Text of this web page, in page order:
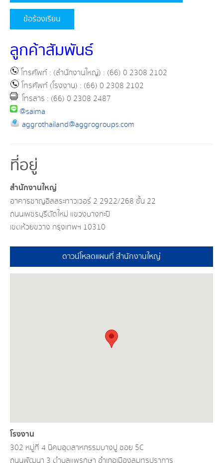
ข้อร้องเรียน
ลูกค้าสัมพันธ์
โทรศัพท์ : (สำนักงานใหญ่) : (66) 0 2308 2102
โทรศัพท์ (โรงงาน) : (66) 0 2308 2102
โทรสาร : (66) 0 2308 2487
@saima
aggrothailand@aggrogroups.com
ที่อยู่
สำนักงานใหญ่
อาคารชาญอิสสระทาวเวอร์ 2 2922/268 ชั้น 22
ถนนเพชรบุรีตัดใหม่ แขวงบางกะปิ
เขตห้วยขวาง กรุงเทพฯ 10310
ดาวน์โหลดแผนที่ สำนักงานใหญ่
โรงงาน
302 หมู่ที่ 4 นิคมอุตสาหกรรมบางปู ซอย 5C
ถนนพัฒนา 3 ตำบลแพรกษา อำเภอเมืองสมุทรปราการ